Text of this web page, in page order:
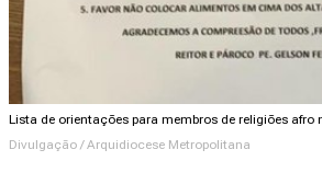
Lista de orientações para membros de religiões afro
Divulgação / Arquidiocese Metropolitana